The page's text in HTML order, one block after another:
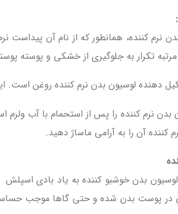
نرم کننده، همانطور که از نام آن
تکرار به جلوگیری از خشکی و پوسته
دهنده لوسیون بدن نرم کننده روغن
کننده آن را به آرامی ماساژ دهید.
بدن خوشبو کننده به یاد بادی اسپلش
پوست بدن شده و حتی گاها موجب